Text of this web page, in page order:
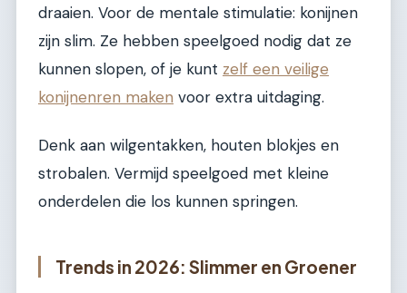
draaien. Voor de mentale stimulatie: konijnen
zijn slim. Ze hebben speelgoed nodig dat ze
kunnen slopen, of je kunt zelf een veilige
konijnenren maken voor extra uitdaging.
Denk aan wilgentakken, houten blokjes en
strobalen. Vermijd speelgoed met kleine
onderdelen die los kunnen springen.
Trends in 2026: Slimmer en Groener